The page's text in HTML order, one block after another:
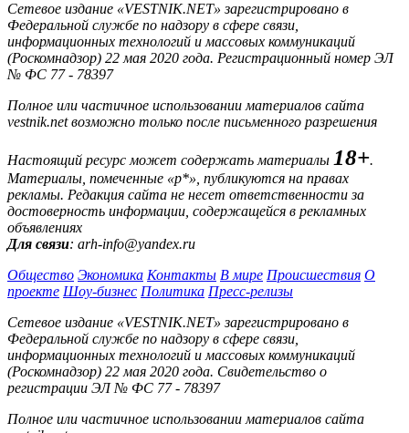
Сетевое издание «VESTNIK.NET» зарегистрировано в
Федеральной службе по надзору в сфере связи,
информационных технологий и массовых коммуникаций
(Роскомнадзор) 22 мая 2020 года. Регистрационный номер ЭЛ
№ ФС 77 - 78397
Полное или частичное использовании материалов сайта
vestnik.net возможно только после письменного разрешения
Настоящий ресурс может содержать материалы 18+.
Материалы, помеченные «р*», публикуются на правах
рекламы. Редакция сайта не несет ответственности за
достоверность информации, содержащейся в рекламных
объявлениях
Для связи: arh-info@yandex.ru
Общество Экономика Контакты В мире Происшествия О
проекте Шоу-бизнес Политика Пресс-релизы
Сетевое издание «VESTNIK.NET» зарегистрировано в
Федеральной службе по надзору в сфере связи,
информационных технологий и массовых коммуникаций
(Роскомнадзор) 22 мая 2020 года. Свидетельство о
регистрации ЭЛ № ФС 77 - 78397
Полное или частичное использовании материалов сайта